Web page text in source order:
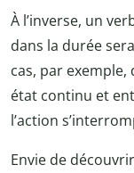
À l’inverse, un
dans la durée
cas, par exemple,
état continu et
l’action
Envie de